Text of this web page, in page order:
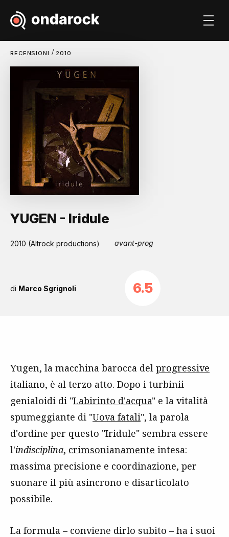
RECENSIONI / 2010
YUGEN - Iridule
2010 (Altrock productions) avant-prog
di Marco Sgrignoli 6.5
Yugen, la macchina barocca del progressive
italiano, è al terzo atto. Dopo i turbinii
genialoidi di "Labirinto d'acqua" e la vitalità
spumeggiante di "Uova fatali", la parola
d'ordine per questo "Iridule" sembra essere
l'indisciplina, crimsonianamente intesa:
massima precisione e coordinazione, per
suonare il più asincrono e disarticolato
possibile.
La formula – conviene dirlo subito – ha i suoi